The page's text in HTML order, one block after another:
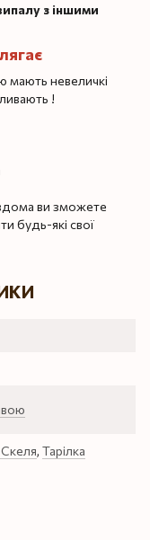
з іншими
мають невеличкі
!
ви зможете
будь-які свої
Скеля, Тарілка